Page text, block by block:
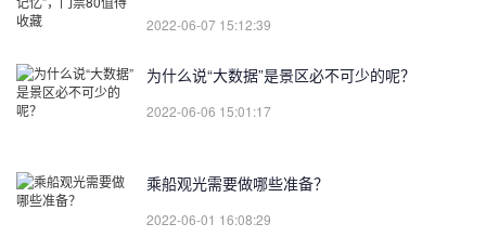
2022-06-07 15:12:39
为什么说“大数据”是景区必不可少的呢？
2022-06-06 15:01:17
乘船观光需要做哪些准备？
2022-06-01 16:08:29